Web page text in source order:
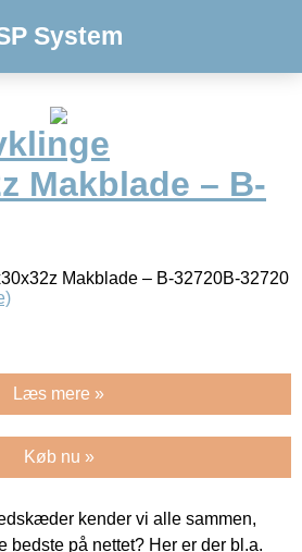
System
Makblade – B-
Makblade – B-32720B-32720
Læs mere »
Køb nu »
kender vi alle sammen,
bedste på nettet? Her er der bl.a.